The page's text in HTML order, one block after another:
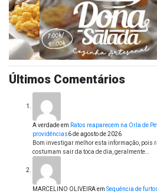
Últimos Comentários
A verdadeem Ratos reaparecem na Orla de
providências6 de agosto de 2026
Bom investigar melhor esta informação, pois
costumam sair da toca de dia, geralmente…
MARCELINO OLIVEIRAem Sequência de